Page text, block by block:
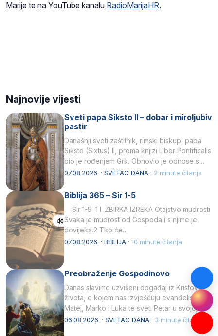
Marije te na YouTube kanalu RadioMarijaHR.
Najnovije vijesti
Sveti papa Siksto II – dobar i miroljubiv
pastir
Današnji sveti zaštitnik, rimski biskup, papa
Siksto (Sixtus) II, prema knjizi Liber Pontificalis
bio je rođenjem Grk. Obnovio je odnose s
afričkim…
07.08.2026. · SVETAC DANA · 2 minute čitanja
Biblija 365 – Sir 1-5
Sir 1-5 1 I. ZBIRKA IZREKA Otajstvo mudrosti
Svaka je mudrost od Gospoda i s njime je
dovijeka.2 Tko će…
07.08.2026. · BIBLIJA · 10 minute čitanja
Preobraženje Gospodinovo
Danas slavimo uzvišeni događaj iz Kristova
života, o kojem nas izvješćuju evanđelisti
Matej, Marko i Luka te sveti Petar u svojoj
drugoj…
06.08.2026. · SVETAC DANA · 3 minute čitanja